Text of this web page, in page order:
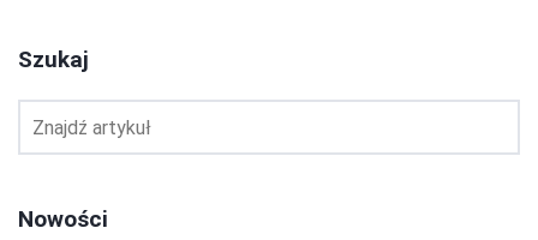
Szukaj
Nowości